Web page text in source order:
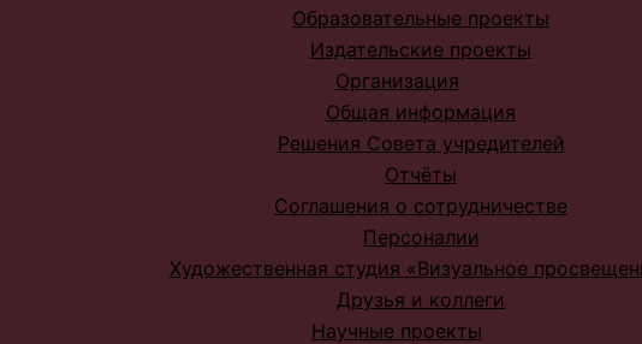
Образовательные проекты
Издательские проекты
Организация
Общая информация
Решения Совета учредителей
Отчёты
Соглашения о сотрудничестве
Персоналии
Художественная студия «Визуальное
Друзья и коллеги
Научные проекты